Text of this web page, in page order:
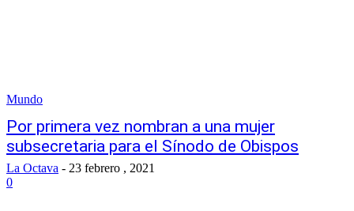
Mundo
Por primera vez nombran a una mujer
subsecretaria para el Sínodo de Obispos
La Octava - 23 febrero , 2021
0